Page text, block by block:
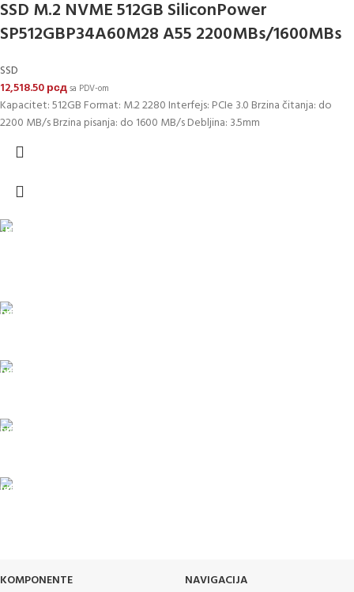
SSD M.2 NVME 512GB SiliconPower
SP512GBP34A60M28 A55 2200MBs/1600MBs
SSD
12,518.50рсдsa PDV-om
Kapacitet: 512GB Format: M.2 2280 Interfejs: PCIe 3.0 Brzina čitanja: do
2200 MB/s Brzina pisanja: do 1600 MB/s Debljina: 3.5mm
KOMPONENTE
NAVIGACIJA